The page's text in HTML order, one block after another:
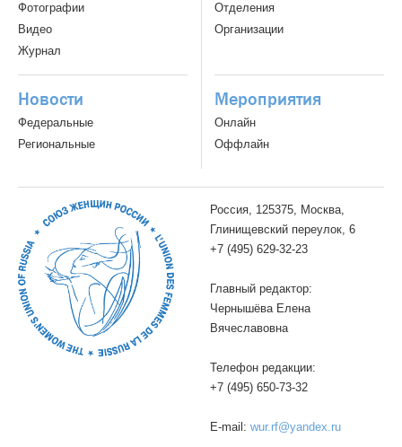
Фотографии
Видео
Журнал
Отделения
Организации
Новости
Федеральные
Региональные
Мероприятия
Онлайн
Оффлайн
Россия, 125375, Москва,
Глинищевский переулок, 6
+7 (495) 629-32-23
Главный редактор:
Чернышёва Елена
Вячеславовна
Телефон редакции:
+7 (495) 650-73-32
E-mail: wur.rf@yandex.ru